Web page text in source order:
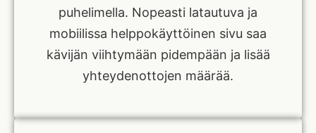
puhelimella. Nopeasti latautuva ja
mobiilissa helppokäyttöinen sivu saa
kävijän viihtymään pidempään ja lisää
yhteydenottojen määrää.